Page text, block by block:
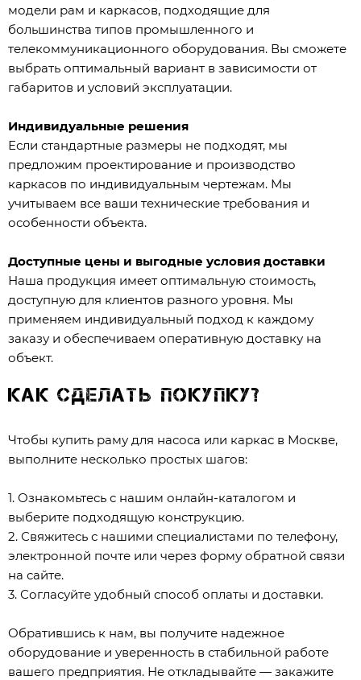
модели рам и каркасов, подходящие для
большинства типов промышленного и
телекоммуникационного оборудования. Вы сможете
выбрать оптимальный вариант в зависимости от
габаритов и условий эксплуатации.
Индивидуальные решения
Если стандартные размеры не подходят, мы
предложим проектирование и производство
каркасов по индивидуальным чертежам. Мы
учитываем все ваши технические требования и
особенности объекта.
Доступные цены и выгодные условия доставки
Наша продукция имеет оптимальную стоимость,
доступную для клиентов разного уровня. Мы
применяем индивидуальный подход к каждому
заказу и обеспечиваем оперативную доставку на
объект.
Как сделать покупку?
Чтобы купить раму для насоса или каркас в Москве,
выполните несколько простых шагов:
1. Ознакомьтесь с нашим онлайн-каталогом и
выберите подходящую конструкцию.
2. Свяжитесь с нашими специалистами по телефону,
электронной почте или через форму обратной связи
на сайте.
3. Согласуйте удобный способ оплаты и доставки.
Обратившись к нам, вы получите надежное
оборудование и уверенность в стабильной работе
вашего предприятия. Не откладывайте — закажите